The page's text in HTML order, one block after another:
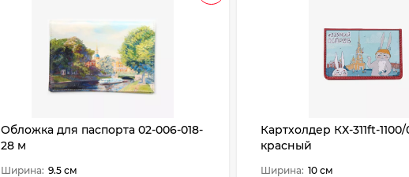
Обложка для паспорта 02-006-018-
28 м
Ширина: 9.5 см
Картхолдер КХ-311ft-1100/
красный
Ширина: 10 см